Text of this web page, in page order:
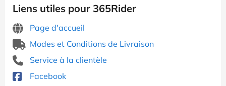
Liens utiles pour 365Rider
Page d'accueil
Modes et Conditions de Livraison
Service à la clientèle
Facebook